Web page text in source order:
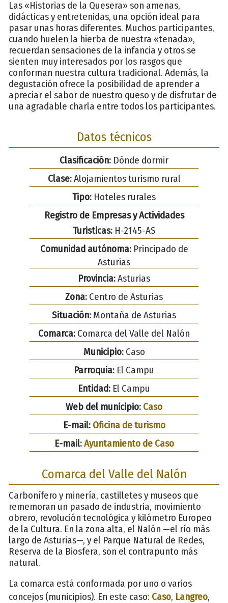
Las «Historias de la Quesera» son amenas,
didácticas y entretenidas, una opción ideal para
pasar unas horas diferentes. Muchos participantes,
cuando huelen la hierba de nuestra «tenada»,
recuerdan sensaciones de la infancia y otros se
sienten muy interesados por los rasgos que
conforman nuestra cultura tradicional. Además, la
degustación ofrece la posibilidad de aprender a
apreciar el sabor de nuestro queso y de disfrutar de
una agradable charla entre todos los participantes.
Datos técnicos
Clasificación: Dónde dormir
Clase:Alojamientos turismo rural
Tipo: Hoteles rurales
Registro de Empresas y Actividades
Turisticas:H-2145-AS
Comunidad autónoma:Principado de
Asturias
Provincia:Asturias
Zona: Centro de Asturias
Situación: Montaña de Asturias
Comarca: Comarca del Valle del Nalón
Municipio:Caso
Parroquia: El Campu
Entidad: El Campu
Web del municipio: Caso
E-mail: Oficina de turismo
E-mail:Ayuntamiento de Caso
Comarca del Valle del Nalón
Carbonífero y minería, castilletes y museos que
rememoran un pasado de industria, movimiento
obrero, revolución tecnológica y kilómetro Europeo
de la Cultura. En la zona alta, el Nalón —el río más
largo de Asturias—, y el Parque Natural de Redes,
Reserva de la Biosfera, son el contrapunto más
natural.
La comarca está conformada por uno o varios
concejos (municipios). En este caso: Caso, Langreo,